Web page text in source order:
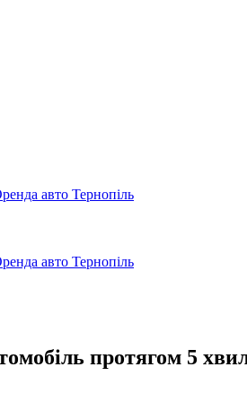
авто Тернопіль
авто Тернопіль
протягом 5